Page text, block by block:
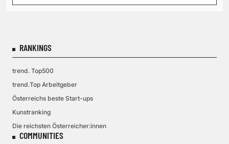
Anleger wirklich wissen sollten
RANKINGS
trend. Top500
trend.Top Arbeitgeber
Österreichs beste Start-ups
Kunstranking
Die reichsten Österreicher:innen
COMMUNITIES